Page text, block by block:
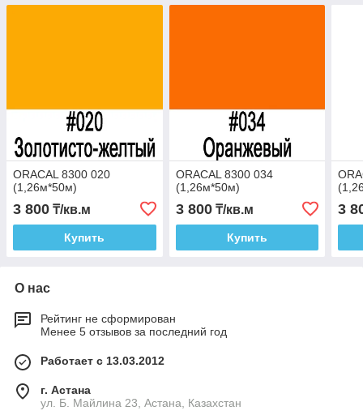
ORACAL 8300 020
(1,26м*50м)
3 800 ₸/кв.м
Купить
ORACAL 8300 034
(1,26м*50м)
3 800₸/кв.м
Купить
3
О нас
Рейтинг не сформирован
Менее 5 отзывов за последний год
Работает с 13.03.2012
г. Астана
ул. Б. Майлина 23, Астана, Казахстан